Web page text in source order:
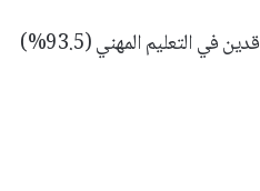
الاتحاد التنسيقي للأساتذة المتعاقدين في التعليم المهني (93.5%)